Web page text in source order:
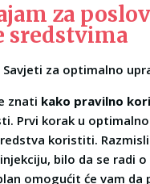
za
sredstvima
za optimalno
znati kako pravilno
Prvi korak u
koristiti.
bilo da se radi
omogućit će vam